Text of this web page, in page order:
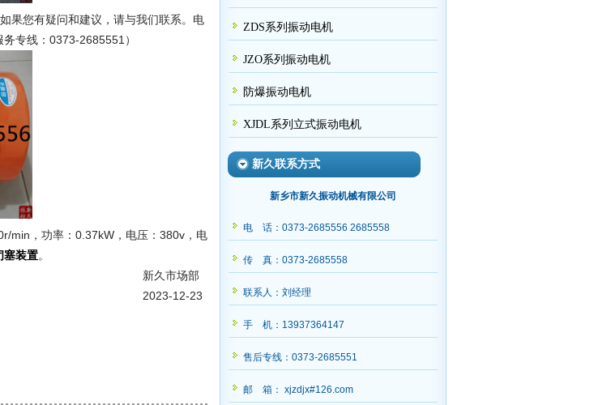
您有疑问和建议，请与我们联系。电
专线：0373-2685551）
min，功率：0.37kW，电压：380v，电
塞装置。
部
23
ZDS系列振动电机
JZO系列振动电机
防爆振动电机
XJDL系列立式振动电机
新久联系方式
新乡市新久振动机械有限公司
电 话：0373-2685556 2685558
传 真：0373-2685558
联系人：刘经理
手 机：13937364147
售后专线：0373-2685551
邮 箱： xjzdjx#126.com